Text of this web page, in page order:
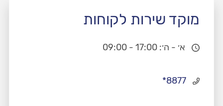
מוקד שירות לקוחות
א׳ - ה׳: 17:00 - 09:00
*8877